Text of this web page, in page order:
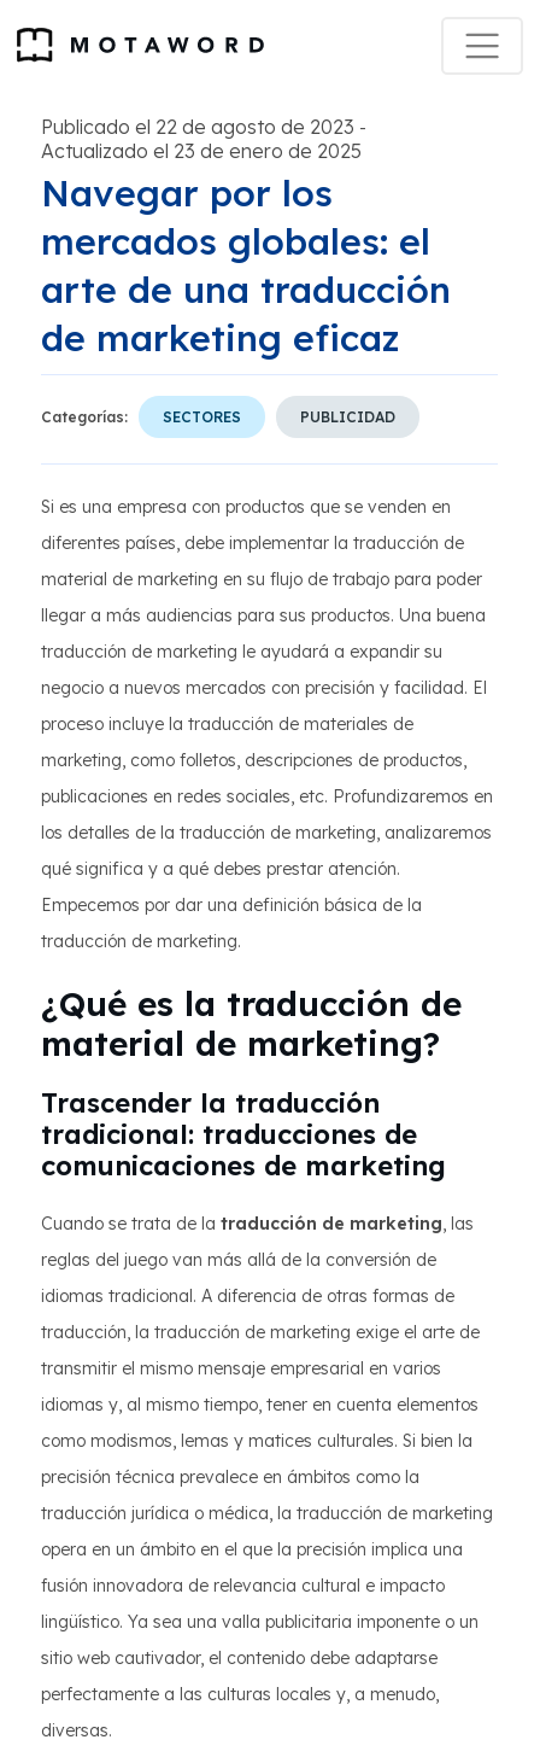
Publicado el 22 de agosto de 2023 -
Actualizado el 23 de enero de 2025
Navegar por los
mercados globales: el
arte de una traducción
de marketing eficaz
Categorías: SECTORES PUBLICIDAD
Si es una empresa con productos que se venden en
diferentes países, debe implementar la traducción de
material de marketing en su flujo de trabajo para poder
llegar a más audiencias para sus productos. Una buena
traducción de marketing le ayudará a expandir su
negocio a nuevos mercados con precisión y facilidad. El
proceso incluye la traducción de materiales de
marketing, como folletos, descripciones de productos,
publicaciones en redes sociales, etc. Profundizaremos en
los detalles de la traducción de marketing, analizaremos
qué significa y a qué debes prestar atención.
Empecemos por dar una definición básica de la
traducción de marketing.
¿Qué es la traducción de
material de marketing?
Trascender la traducción
tradicional: traducciones de
comunicaciones de marketing
Cuando se trata de la traducción de marketing, las
reglas del juego van más allá de la conversión de
idiomas tradicional. A diferencia de otras formas de
traducción, la traducción de marketing exige el arte de
transmitir el mismo mensaje empresarial en varios
idiomas y, al mismo tiempo, tener en cuenta elementos
como modismos, lemas y matices culturales. Si bien la
precisión técnica prevalece en ámbitos como la
traducción jurídica o médica, la traducción de marketing
opera en un ámbito en el que la precisión implica una
fusión innovadora de relevancia cultural e impacto
lingüístico. Ya sea una valla publicitaria imponente o un
sitio web cautivador, el contenido debe adaptarse
perfectamente a las culturas locales y, a menudo,
diversas.